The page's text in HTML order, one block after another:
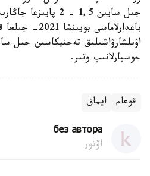
جىل سايىن 1,5 - 2
باعدارلاماسى
جوسپارلانىپ وتىر.
قوعام ايماق
без автора
اۆتور